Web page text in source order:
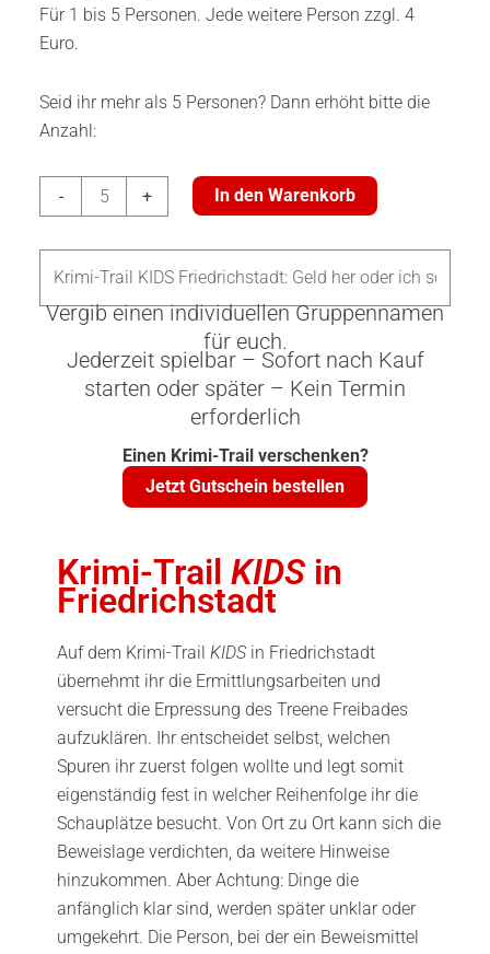
Für 1 bis 5 Personen. Jede weitere Person zzgl. 4
Euro.
Seid ihr mehr als 5 Personen? Dann erhöht bitte die
Anzahl:
-
Trail
KIDS
Friedrichstadt:
Geld
oder
+ In den Warenkorb
Vergib einen individuellen Gruppennamen
für euch.
Jederzeit spielbar – Sofort nach Kauf
starten oder später – Kein Termin
erforderlich
Einen Krimi-Trail verschenken?
Jetzt Gutschein bestellen
Krimi-Trail KIDS in
Friedrichstadt
Auf dem Krimi-Trail KIDS in Friedrichstadt
übernehmt ihr die Ermittlungsarbeiten und
versucht die Erpressung des Treene Freibades
aufzuklären. Ihr entscheidet selbst, welchen
Spuren ihr zuerst folgen wollte und legt somit
eigenständig fest in welcher Reihenfolge ihr die
Schauplätze besucht. Von Ort zu Ort kann sich die
Beweislage verdichten, da weitere Hinweise
hinzukommen. Aber Achtung: Dinge die
anfänglich klar sind, werden später unklar oder
umgekehrt. Die Person, bei der ein Beweismittel